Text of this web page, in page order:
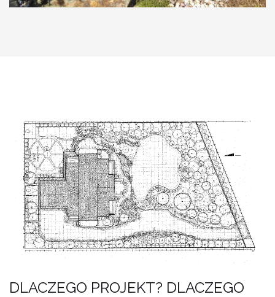
DLACZEGO PROJEKT? DLACZEGO